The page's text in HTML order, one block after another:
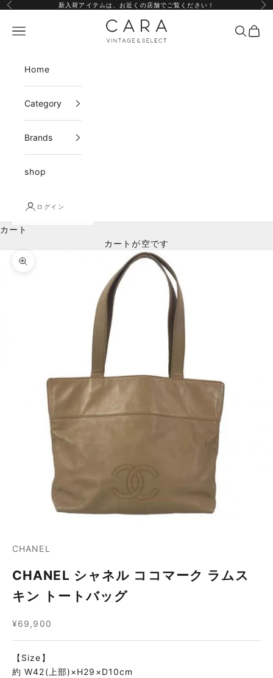
コンテンツへスキップ
前へ 新入荷アイテムは、 お近くの店舗でご覧ください！ 次
CARA vintage&select
メニュー 検索カー
Home
Category
Brands
shop
ログイン
カート
カートが空です
ズームイン
CHANEL
CHANEL シャネル ココマーク ラムス
キン トートバッグ
セール価格
¥69,900
【Size】
約 W42(上部)×H29×D10cm